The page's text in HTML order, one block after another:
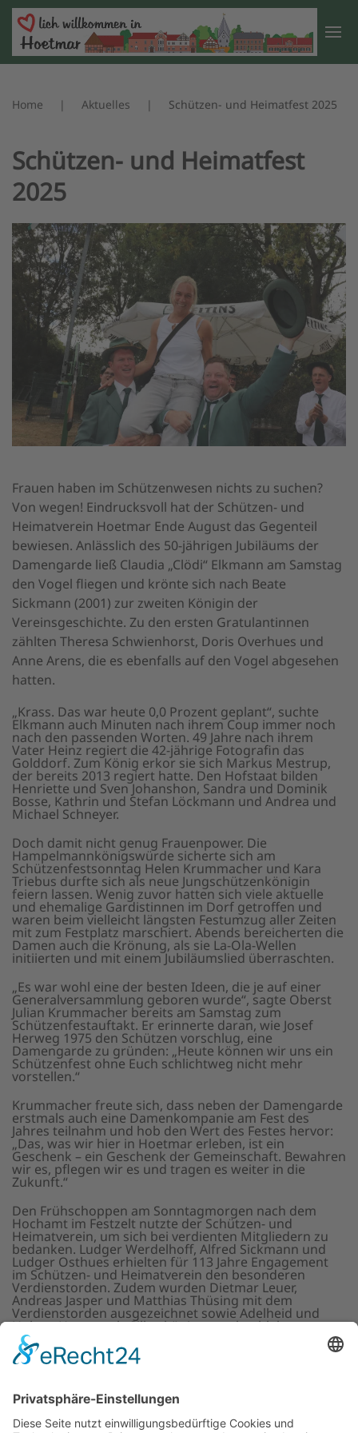
Zum Hauptinhalt springen
Home Aktuelles Schützen- und Heimatfest 2025
Schützen- und Heimatfest
2025
Frauen haben im Schützenwesen nichts zu suchen?
Von wegen! Eindrucksvoll hat der Schützen- und
Heimatverein Hoetmar Ende August das Gegenteil
bewiesen. Anlässlich des 50-jährigen Jubiläums der
Damengarde ließ Claudia „Clödi“ Elkmann am Samstag
den Vogel fliegen und krönte sich nach Beate
Sickmann (2001) zur zweiten Königin der
Vereinsgeschichte. Zu den ersten Gratulantinnen
zählten Theresa Schwienhorst, Doris Overhues und
Anne Arens, die es ebenfalls auf den Vogel abgesehen
hatten.
„Krass. Das war heute 0,0 Prozent geplant“, suchte
Elkmann auch Minuten nach ihrem Coup immer noch
nach den passenden Worten. 49 Jahre nach ihrem
Vater Heinz regiert die 42-jährige Fotografin das
Golddorf. Zum König erkor sie sich Markus Mestrup,
der bereits 2013 regiert hatte. Den Hofstaat bilden
Henriette und Sven Johanshon, Sandra und Dominik
Bosse, Kathrin und Stefan Löckmann und Andrea und
Michael Schneyer.
Doch damit nicht genug Frauenpower. Die
Hampelmannkönigswürde sicherte sich am
Schützenfestsonntag Helen Krummacher und Kara
Triebus durfte sich als neue Jungschützenkönigin
feiern lassen. Wenig zuvor hatten sich viele aktuelle
und ehemalige Gardistinnen im Dorf getroffen und
waren beim vielleicht längsten Festumzug aller Zeiten
mit zum Festplatz marschiert. Abends bereicherten die
Damen auch die Krönung, als sie La-Ola-Wellen
initiierten und mit einem Jubiläumslied überraschten.
„Es war wohl eine der besten Ideen, die je auf einer
Generalversammlung geboren wurde“, sagte Oberst
Julian Krummacher bereits am Samstag zum
Schützenfestauftakt. Er erinnerte daran, wie Josef
Herweg 1975 den Schützen vorschlug, eine
Damengarde zu gründen: „Heute können wir uns ein
Schützenfest ohne Euch schlichtweg nicht mehr
vorstellen.“
Krummacher freute sich, dass neben der Damengarde
erstmals auch eine Damenkompanie am Fest des
Jahres teilnahm und hob den Wert des Festes hervor:
„Das, was wir hier in Hoetmar erleben, ist ein
Geschenk – ein Geschenk der Gemeinschaft. Bewahren
wir es, pflegen wir es und tragen es weiter in die
Zukunft.“
Den Frühschoppen am Sonntagmorgen nach dem
Hochamt im Festzelt nutzte der Schützen- und
Heimatverein, um sich bei verdienten Mitgliedern zu
bedanken. Ludger Werdelhoff, Alfred Sickmann und
Ludger Osthues erhielten für 113 Jahre Engagement
im Schützen- und Heimatverein den besonderen
Verdienstorden. Zudem wurden Dietmar Leuer,
Andreas Jasper und Matthias Thüsing mit dem
Verdienstorden ausgezeichnet sowie Adelheid und
Hubert Herweg als Silberkönigspaar hochleben
gelassen.
Das ganze Wochenende stießen Jung und Alt am
Festbällen am Samstag und Sonntag die Nacht zum
Tag. Live-Musik und Auftritte der Damengarde taten
ihr Übriges.